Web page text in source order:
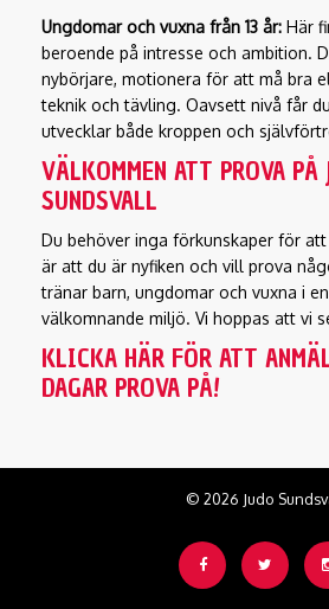
Ungdomar och vuxna från 13 år: Här
beroende på intresse och ambition.
nybörjare, motionera för att må bra
teknik och tävling. Oavsett nivå får
utvecklar både kroppen och
VÄLKOMMEN ATT PROVA PÅ
SUNDSVALL
Du behöver inga förkunskaper för
är att du är nyfiken och vill prova
tränar barn, ungdomar och vuxna i
välkomnande miljö. Vi hoppas att vi
KLICKA HÄR FÖR ATT
DAGAR PROVA PÅ!
© 2026 Judo